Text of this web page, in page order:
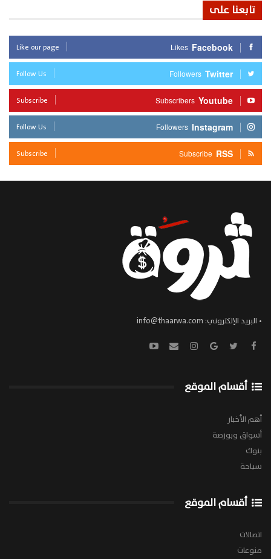
تابعنا على
Facebook
Likes
Like our page
Twitter
Followers
Follow Us
Youtube
Subscribers
Subscribe
Instagram
Followers
Follow Us
RSS
Subscribe
Subscribe
• البريد الإلكتروني: info@thaarwa.com
أقسام الموقع
أهم الأخبار
أسواق وبورصة
بنوك
سياحة
أقسام الموقع
اتصالات
منوعات